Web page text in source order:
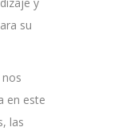
su
en este
las